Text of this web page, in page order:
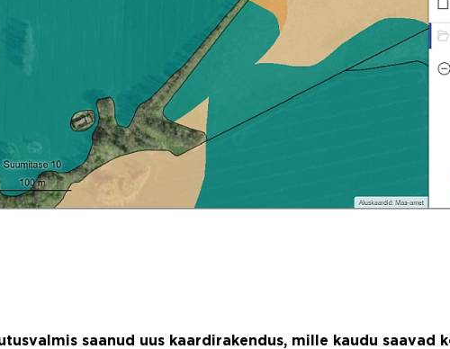
saanud uus kaardirakendus, mille kaudu saavad